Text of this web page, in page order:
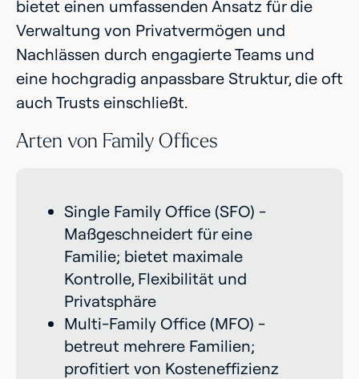
bietet einen umfassenden Ansatz für die
Verwaltung von Privatvermögen und
Nachlässen durch engagierte Teams und
eine hochgradig anpassbare Struktur, die oft
auch Trusts einschließt.
Arten von Family Offices
Single Family Office (SFO) -
Maßgeschneidert für eine
Familie; bietet maximale
Kontrolle, Flexibilität und
Privatsphäre
Multi-Family Office (MFO) -
betreut mehrere Familien;
profitiert von Kosteneffizienz